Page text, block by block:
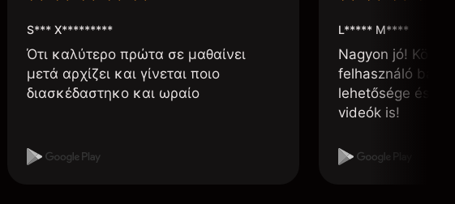
S*** X*********
Ότι καλύτερο πρώτα σε μαθαίνει
μετά αρχίζει και γίνεται ποιο
διασκέδαστηκο και ωραίο
L***** M****
Nagyon jó!
felhasználó
lehetősége és,
videók is!